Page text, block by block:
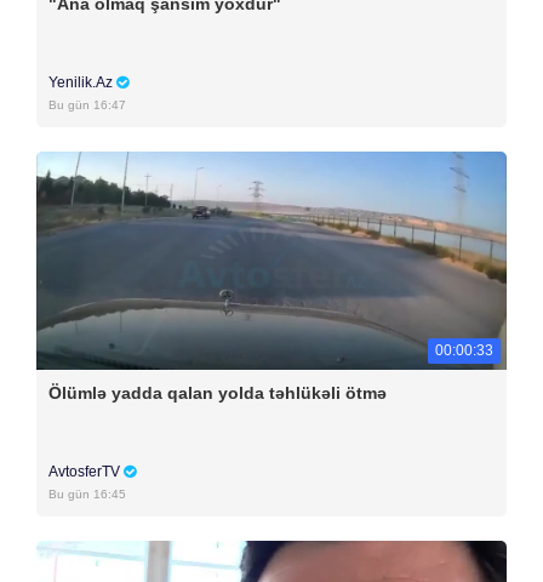
Yenilik.Az
Bu gün 16:47
00:00:33
Ölümlə yadda qalan yolda təhlükəli ötmə
AvtosferTV
Bu gün 16:45